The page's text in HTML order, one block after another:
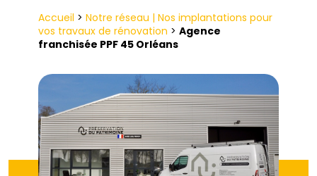
Accueil >Notre réseau | Nos implantations pour
vos travaux de rénovation >Agence
franchisée PPF 45 Orléans